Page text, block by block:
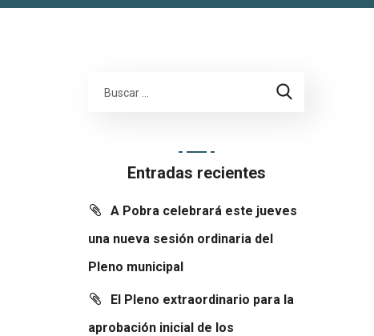
Entradas recientes
A Pobra celebrará este jueves
una nueva sesión ordinaria del
Pleno municipal
El Pleno extraordinario para la
aprobación inicial de los